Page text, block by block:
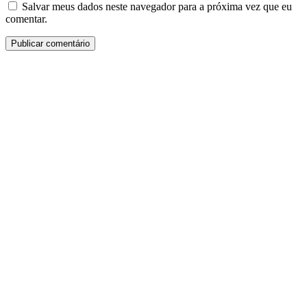
Salvar meus dados neste navegador para a próxima vez que eu
comentar.